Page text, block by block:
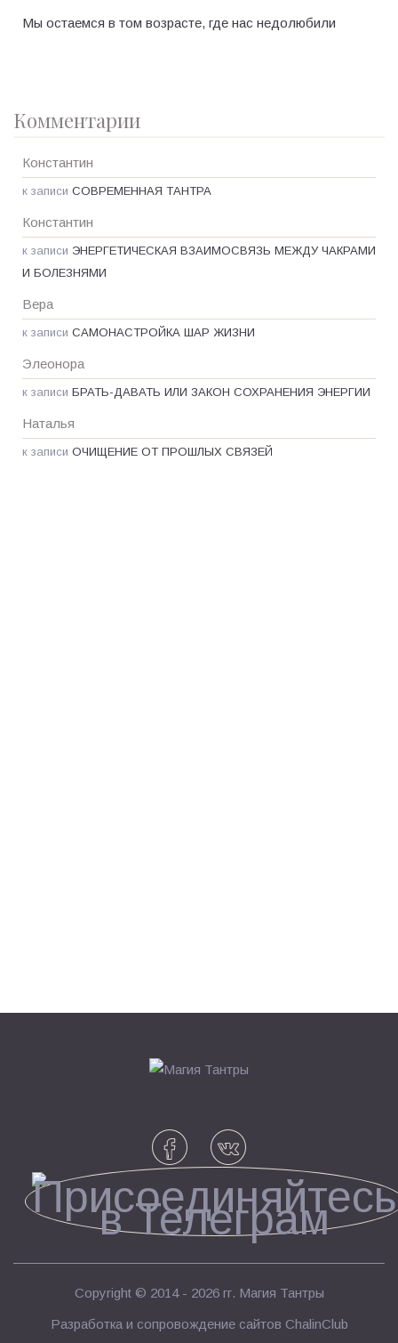
Мы остаемся в том возрасте, где нас недолюбили
Комментарии
Константин
к записи СОВРЕМЕННАЯ ТАНТРА
Константин
к записи ЭНЕРГЕТИЧЕСКАЯ ВЗАИМОСВЯЗЬ МЕЖДУ ЧАКРАМИ
И БОЛЕЗНЯМИ
Вера
к записи САМОНАСТРОЙКА ШАР ЖИЗНИ
Элеонора
к записи БРАТЬ-ДАВАТЬ ИЛИ ЗАКОН СОХРАНЕНИЯ ЭНЕРГИИ
Наталья
к записи ОЧИЩЕНИЕ ОТ ПРОШЛЫХ СВЯЗЕЙ
Copyright © 2014 - 2026 гг. Магия Тантры
Разработка и сопровождение сайтов ChalinClub